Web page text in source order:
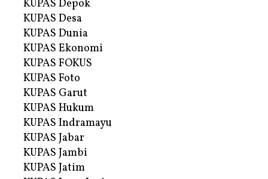
KUPAS Depok
KUPAS Desa
KUPAS Dunia
KUPAS Ekonomi
KUPAS FOKUS
KUPAS Foto
KUPAS Garut
KUPAS Hukum
KUPAS Indramayu
KUPAS Jabar
KUPAS Jambi
KUPAS Jatim